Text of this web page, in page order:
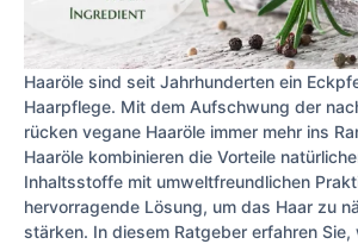
Haaröle sind seit Jahrhunderten ein
Haarpflege. Mit dem Aufschwung der
rücken vegane Haaröle immer mehr ins
Haaröle kombinieren die Vorteile
Inhaltsstoffe mit umweltfreundlichen
hervorragende Lösung, um das Haar zu
stärken. In diesem Ratgeber erfahren Sie,